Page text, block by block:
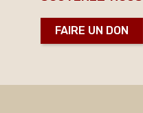
FAIRE UN DON